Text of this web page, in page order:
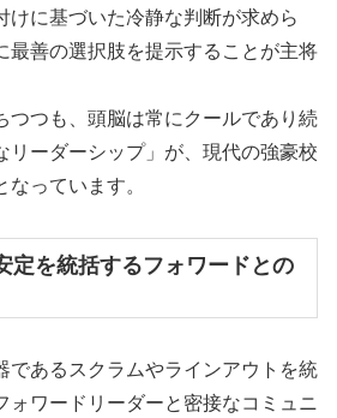
けに基づいた冷静な判断が求めら
最善の選択肢を提示することが主将
つつも、頭脳は常にクールであり続
リーダーシップ」が、現代の強豪校
っています。
定を統括するフォワードとの
であるスクラムやラインアウトを統
ォワードリーダーと密接なコミュニ